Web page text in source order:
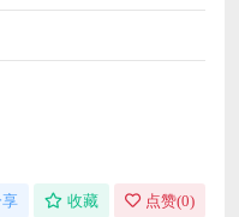
收藏 点赞(0)